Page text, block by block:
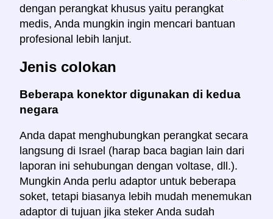
dengan perangkat khusus yaitu perangkat
medis, Anda mungkin ingin mencari bantuan
profesional lebih lanjut.
Jenis colokan
Beberapa konektor digunakan di kedua
negara
Anda dapat menghubungkan perangkat secara
langsung di Israel (harap baca bagian lain dari
laporan ini sehubungan dengan voltase, dll.).
Mungkin Anda perlu adaptor untuk beberapa
soket, tetapi biasanya lebih mudah menemukan
adaptor di tujuan jika steker Anda sudah